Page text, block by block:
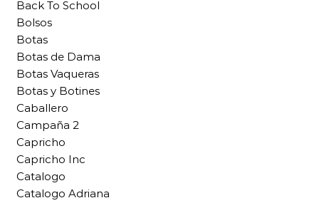
Back To School
Bolsos
Botas
Botas de Dama
Botas Vaqueras
Botas y Botines
Caballero
Campaña 2
Capricho
Capricho Inc
Catalogo
Catalogo Adriana